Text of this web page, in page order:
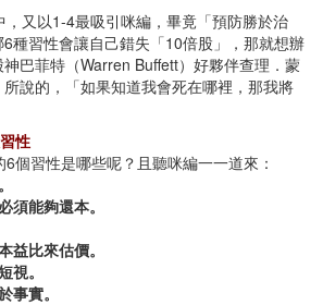
又以1-4最吸引咪編，畢竟「預防勝於治
種習性會讓自己錯失「10倍股」，那就想辦
巴菲特（Warren Buffett）好夥伴查理．蒙
說的，「如果知道我會死在哪裡，那我將
性
個習性是哪些呢？且聽咪編一一道來：
須能夠還本。
益比來估價。
視。
事實。